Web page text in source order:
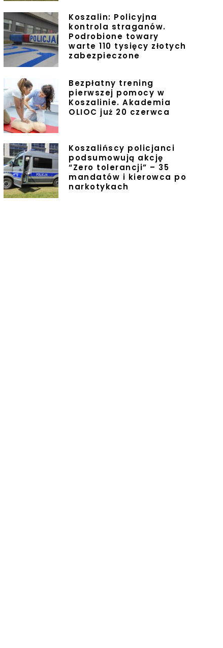
Koszalin: Policyjna
kontrola straganów.
Podrobione towary
warte 110 tysięcy złotych
zabezpieczone
Bezpłatny trening
pierwszej pomocy w
Koszalinie. Akademia
OLIOC już 20 czerwca
Koszalińscy policjanci
podsumowują akcję
“Zero tolerancji” – 35
mandatów i kierowca po
narkotykach